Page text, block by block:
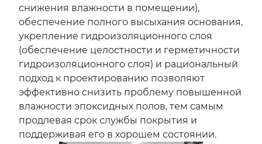
снижения влажности в помещении),
обеспечение полного высыхания основания,
укрепление гидроизоляционного слоя
(обеспечение целостности и герметичности
гидроизоляционного слоя) и рациональный
подход к проектированию позволяют
эффективно снизить проблему повышенной
влажности эпоксидных полов, тем самым
продлевая срок службы покрытия и
поддерживая его в хорошем состоянии.